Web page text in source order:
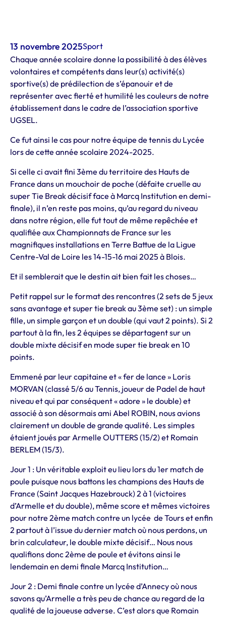
13 novembre 2025Sport
Chaque année scolaire donne la possibilité à des élèves
volontaires et compétents dans leur(s) activité(s)
sportive(s) de prédilection de s’épanouir et de
représenter avec fierté et humilité les couleurs de notre
établissement dans le cadre de l’association sportive
UGSEL.
Ce fut ainsi le cas pour notre équipe de tennis du Lycée
lors de cette année scolaire 2024-2025.
Si celle ci avait fini 3ème du territoire des Hauts de
France dans un mouchoir de poche (défaite cruelle au
super Tie Break décisif face à Marcq Institution en demi-
finale), il n’en reste pas moins, qu’au regard du niveau
dans notre région, elle fut tout de même repêchée et
qualifiée aux Championnats de France sur les
magnifiques installations en Terre Battue de la Ligue
Centre-Val de Loire les 14-15-16 mai 2025 à Blois.
Et il semblerait que le destin ait bien fait les choses…
Petit rappel sur le format des rencontres (2 sets de 5 jeux
sans avantage et super tie break au 3ème set) : un simple
fille, un simple garçon et un double (qui vaut 2 points). Si 2
partout à la fin, les 2 équipes se départagent sur un
double mixte décisif en mode super tie break en 10
points.
Emmené par leur capitaine et « fer de lance » Loris
MORVAN (classé 5/6 au Tennis, joueur de Padel de haut
niveau et qui par conséquent « adore » le double) et
associé à son désormais ami Abel ROBIN, nous avions
clairement un double de grande qualité. Les simples
étaient joués par Armelle OUTTERS (15/2) et Romain
BERLEM (15/3).
Jour 1 : Un véritable exploit eu lieu lors du 1er match de
poule puisque nous battons les champions des Hauts de
France (Saint Jacques Hazebrouck) 2 à 1 (victoires
d’Armelle et du double), même score et mêmes victoires
pour notre 2ème match contre un lycée de Tours et enfin
2 partout à l’issue du dernier match où nous perdons, un
brin calculateur, le double mixte décisif… Nous nous
qualifions donc 2ème de poule et évitons ainsi le
lendemain en demi finale Marcq Institution…
Jour 2 : Demi finale contre un lycée d’Annecy où nous
savons qu’Armelle a très peu de chance au regard de la
qualité de la joueuse adverse. C’est alors que Romain